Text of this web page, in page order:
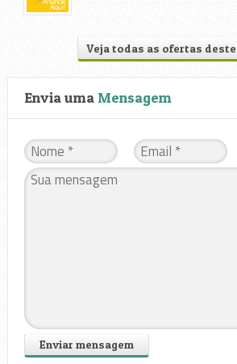
Veja todas as ofertas
Envia uma Mensagem